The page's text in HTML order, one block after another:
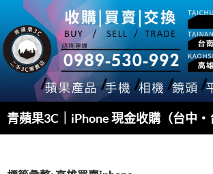
主
要
搜
尋